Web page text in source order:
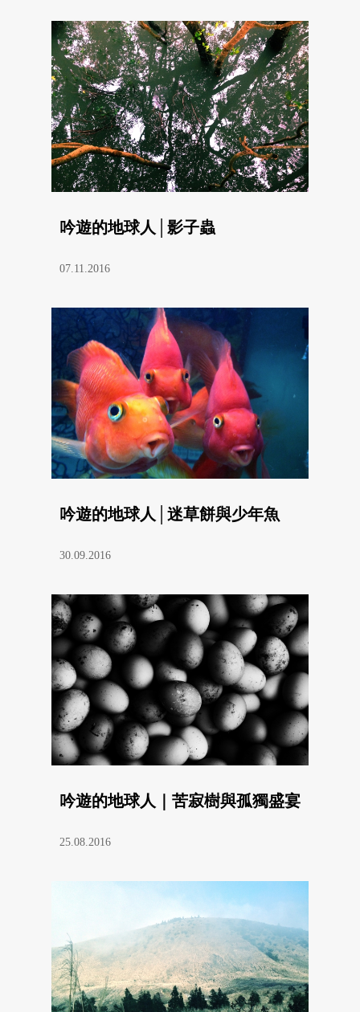
吟遊的地球人│影子蟲
07.11.2016
吟遊的地球人│迷草餅與少年魚
30.09.2016
吟遊的地球人｜苦寂樹與孤獨盛宴
25.08.2016